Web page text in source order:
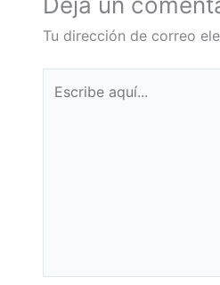
Tu dirección de correo
aquí...